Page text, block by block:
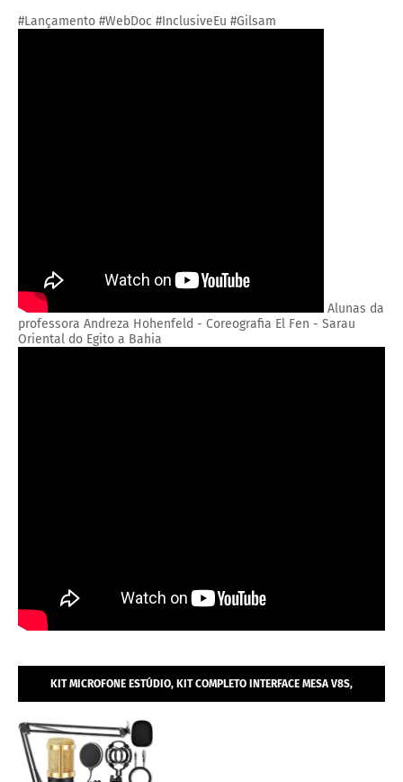
#Lançamento #WebDoc #InclusiveEu #Gilsam
Alunas da
professora Andreza Hohenfeld - Coreografia El Fen - Sarau
Oriental do Egito a Bahia
KIT MICROFONE ESTÚDIO, KIT COMPLETO INTERFACE MESA V8S,
MICROFONE ESTÚDIO PROFISSIONAL CONDENSADOR.